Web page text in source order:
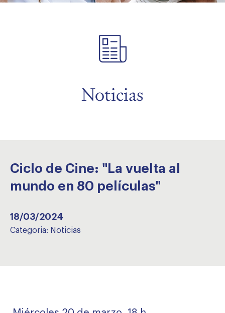
Noticias
Ciclo de Cine: "La vuelta al
mundo en 80 películas"
18/03/2024
Categoria: Noticias